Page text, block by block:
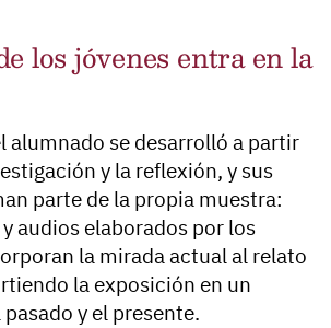
los jóvenes entra en la
alumnado se desarrolló a partir
y la reflexión, y sus
parte de la propia muestra:
audios elaborados por los
la mirada actual al relato
la exposición en un
y el presente.